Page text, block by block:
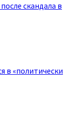
скандала в
в «политически